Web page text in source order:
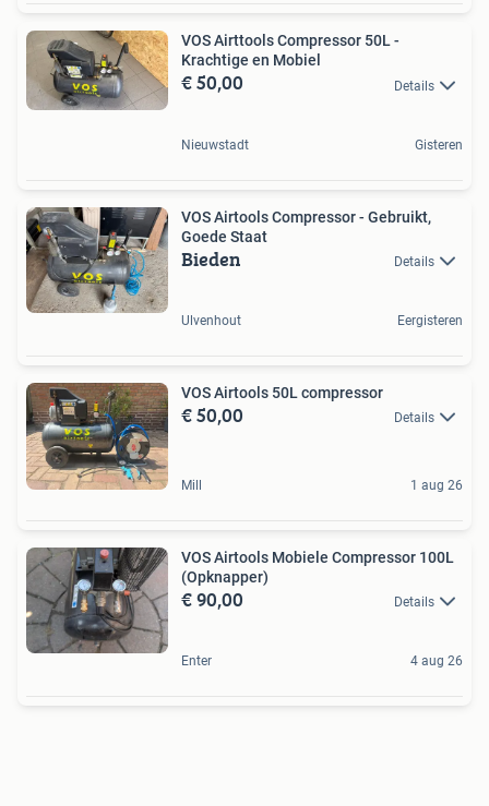
VOS Airttools Compressor 50L -
Krachtige en Mobiel
€ 50,00 Details
Nieuwstadt Gisteren
VOS Airtools Compressor - Gebruikt,
Goede Staat
Bieden Details
Ulvenhout Eergisteren
VOS Airtools 50L compressor
€ 50,00 Details
Mill 1 aug 26
VOS Airtools Mobiele Compressor 100L
(Opknapper)
€ 90,00 Details
Enter 4 aug 26